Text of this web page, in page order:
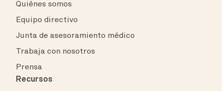
Quiénes somos
Equipo directivo
Junta de asesoramiento médico
Trabaja con nosotros
Prensa
Recursos